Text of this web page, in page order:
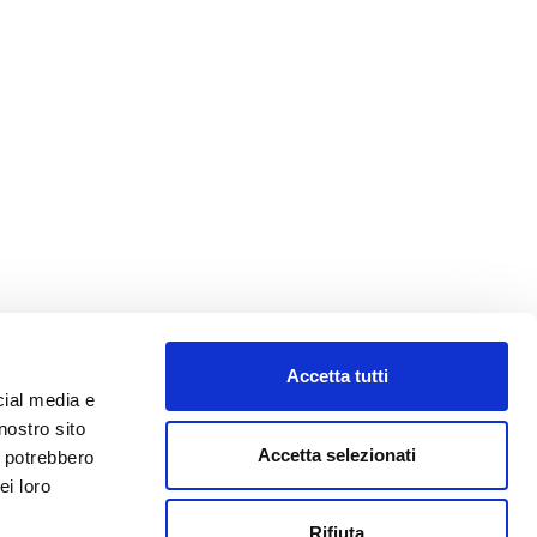
media e
sito
loro
Accetta tutti
Accetta selezionati
Rifiuta